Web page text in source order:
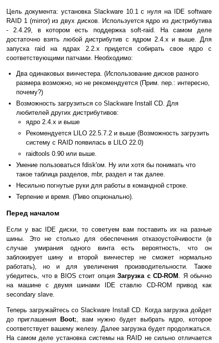
Цель документа: установка Slackware 10.1 с нуля на IDE software
RAID 1 (mirror) из двух дисков. Используется ядро из дистрибутива
- 2.4.29, в котором есть поддержка soft-raid. На самом деле
достаточно взять любой дистрибутив с ядром 2.4.x и выше. Для
запуска raid на ядрах 2.2.х придется собирать свое ядро с
соответствующими патчами. Необходимо:
Два одинаковых винчестера. (Использование дисков разного
размера возможно, но не рекомендуется (Прим. пер.: интересно,
почему?)
Возможность загрузиться со Slackware Install CD. Для
любителей других дистрибутивов:
ядро 2.4.х и выше
Рекомендуется LILO 22.5.7.2 и выше (Возможность загрузить
систему с RAID появилась в LILO 22.0)
raidtools 0.90 или выше.
Умение пользоваться fdisk'ом. Ну или хотя бы понимать что
такое таблица разделов, mbr, раздел и так далее.
Несильно погнутые руки для работы в командной строке.
Терпение и время. (Пиво опционально).
Перед началом
Если у вас IDE диски, то советуем вам поставить их на разные
шины. Это не столько для обеспечения отказоустойчивости (в
случае умирания одного винта есть вероятность, что он
заблокирует шину и второй винчестер не сможет нормально
работать), но и для увеличения производительности. Также
убедитесь, что в BIOS стоит опция Загрузка с CD-ROM . Я обычно
на машине с двумя шинами IDE ставлю CD-ROM привод как
secondary slave.
Теперь загружайтесь со Slackware Install CD. Когда загрузка дойдет
до приглашения
Boot:, вам нужно будет выбрать ядро, которое
соответствует вашему железу. Далее загрузка будет продолжаться.
На самом деле установка системы на RAID не сильно отличается